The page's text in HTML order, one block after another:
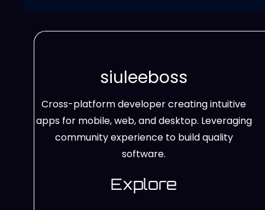
siuleeboss
Cross-platform developer creating intuitive
apps for mobile, web, and desktop. Leveraging
community experience to build quality
software.
Explore